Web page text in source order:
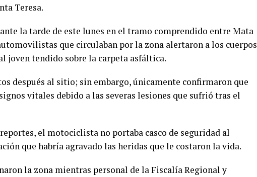
Teresa.
la tarde de este lunes en el tramo comprendido entre Mata
que circulaban por la zona alertaron a los cuerpos
joven tendido sobre la carpeta asfáltica.
después al sitio; sin embargo, únicamente confirmaron que
vitales debido a las severas lesiones que sufrió tras el
el motociclista no portaba casco de seguridad al
que habría agravado las heridas que le costaron la vida.
la zona mientras personal de la Fiscalía Regional y